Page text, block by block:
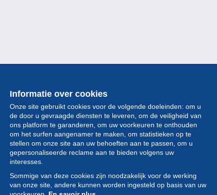
Informatie over cookies
Onze site gebruikt cookies voor de volgende doeleinden: om u
de door u gevraagde diensten te leveren, om de veiligheid van
ons platform te garanderen, om uw voorkeuren te onthouden
om het surfen aangenamer te maken, om statistieken op te
stellen om onze site aan uw behoeften aan te passen, om u
gepersonaliseerde reclame aan te bieden volgens uw
interesses.
Sommige van deze cookies zijn noodzakelijk voor de werking
van onze site, andere kunnen worden ingesteld op basis van uw
Collectie
Nieuws